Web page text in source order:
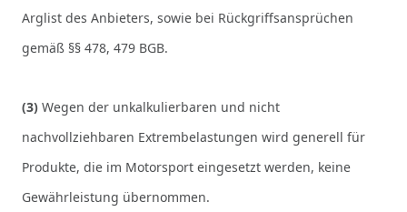
Arglist des Anbieters, sowie bei Rückgriffsansprüchen
gemäß §§ 478, 479 BGB.
(3) Wegen der unkalkulierbaren und nicht
nachvollziehbaren Extrembelastungen wird generell für
Produkte, die im Motorsport eingesetzt werden, keine
Gewährleistung übernommen.